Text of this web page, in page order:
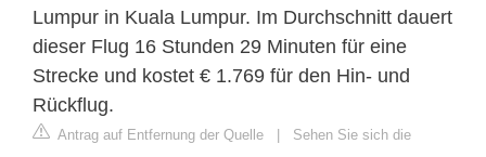
Lumpur in Kuala Lumpur. Im Durchschnitt dauert
dieser Flug 16 Stunden 29 Minuten für eine
Strecke und kostet € 1.769 für den Hin- und
Rückflug.
Antrag auf Entfernung der Quelle | Sehen Sie sich die